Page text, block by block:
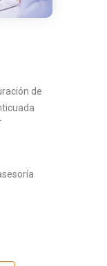
de